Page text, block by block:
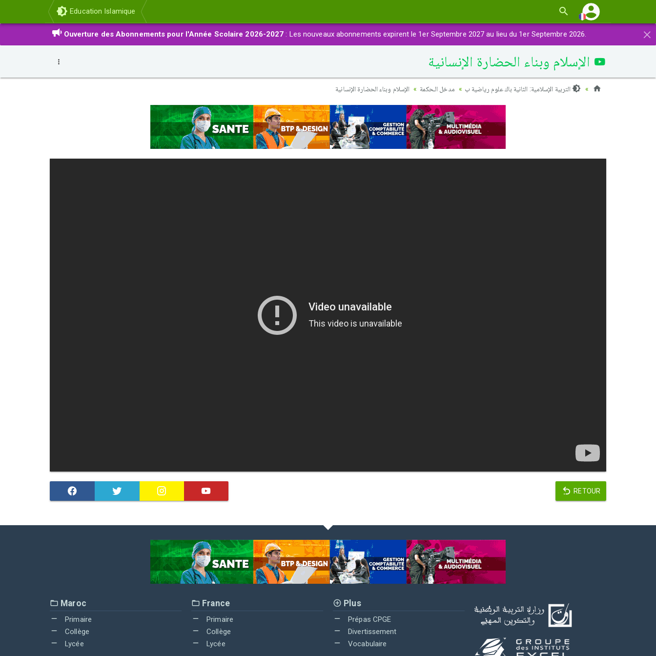
Education Islamique
×
Ouverture des Abonnements pour l'Année Scolaire 2026-2027 : Les nouveaux abonnements expirent le 1er Septembre 2027 au lieu du 1er Septembre 2026.
الإسلام وبناء الحضارة الإنسانية
التربية الإسلامية: الثانية باك علوم رياضية ب مدخل الـحكمة الإسلام وبناء الحضارة الإنسانية
RETOUR
Maroc
Primaire
Collège
Lycée
France
Primaire
Collège
Lycée
Plus
Prépas CPGE
Divertissement
Vocabulaire